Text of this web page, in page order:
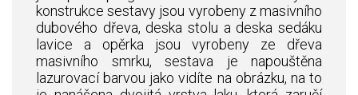
konstrukce sestavy jsou vyrobeny z masivního
dubového dřeva, deska stolu a deska sedáku
lavice a opěrka jsou vyrobeny ze dřeva
masivního smrku, sestava je napouštěna
lazurovací barvou jako vidíte na obrázku, na to